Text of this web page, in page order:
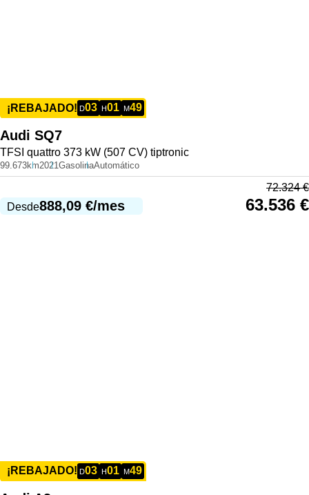
¡REBAJADO! D03 H01 M49
Audi SQ7
TFSI quattro 373 kW (507 CV) tiptronic
99.673km2021GasolinaAutomático
Desde888,09 €/mes
72.324€
63.536 €
¡REBAJADO! D03 H01 M49